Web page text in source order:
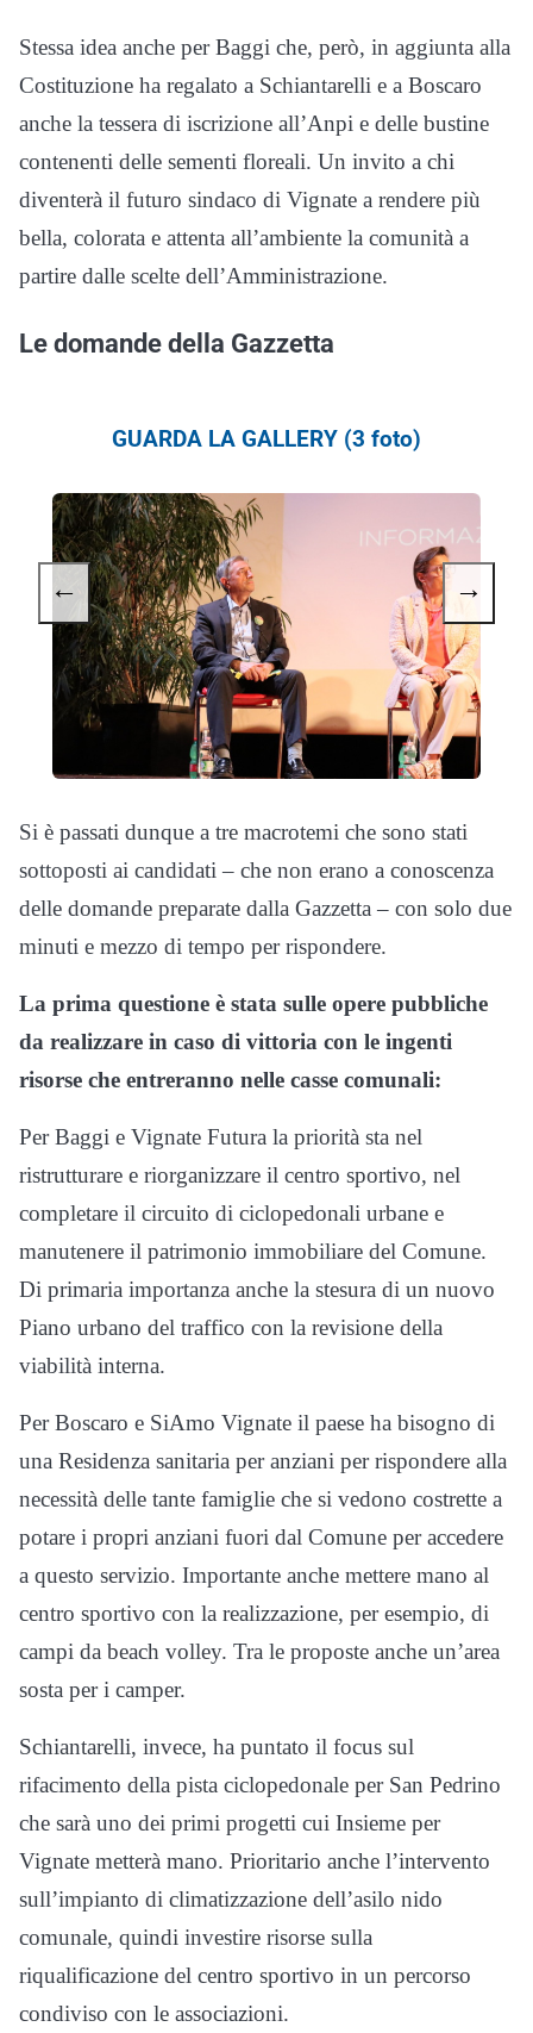
Stessa idea anche per Baggi che, però, in aggiunta alla
Costituzione ha regalato a Schiantarelli e a Boscaro
anche la tessera di iscrizione all’Anpi e delle bustine
contenenti delle sementi floreali. Un invito a chi
diventerà il futuro sindaco di Vignate a rendere più
bella, colorata e attenta all’ambiente la comunità a
partire dalle scelte dell’Amministrazione.
Le domande della Gazzetta
GUARDA LA GALLERY (3 foto)
← →
Si è passati dunque a tre macrotemi che sono stati
sottoposti ai candidati – che non erano a conoscenza
delle domande preparate dalla Gazzetta – con solo due
minuti e mezzo di tempo per rispondere.
La prima questione è stata sulle opere pubbliche
da realizzare in caso di vittoria con le ingenti
risorse che entreranno nelle casse comunali:
Per Baggi e Vignate Futura la priorità sta nel
ristrutturare e riorganizzare il centro sportivo, nel
completare il circuito di ciclopedonali urbane e
manutenere il patrimonio immobiliare del Comune.
Di primaria importanza anche la stesura di un nuovo
Piano urbano del traffico con la revisione della
viabilità interna.
Per Boscaro e SiAmo Vignate il paese ha bisogno di
una Residenza sanitaria per anziani per rispondere alla
necessità delle tante famiglie che si vedono costrette a
potare i propri anziani fuori dal Comune per accedere
a questo servizio. Importante anche mettere mano al
centro sportivo con la realizzazione, per esempio, di
campi da beach volley. Tra le proposte anche un’area
sosta per i camper.
Schiantarelli, invece, ha puntato il focus sul
rifacimento della pista ciclopedonale per San Pedrino
che sarà uno dei primi progetti cui Insieme per
Vignate metterà mano. Prioritario anche l’intervento
sull’impianto di climatizzazione dell’asilo nido
comunale, quindi investire risorse sulla
riqualificazione del centro sportivo in un percorso
condiviso con le associazioni.